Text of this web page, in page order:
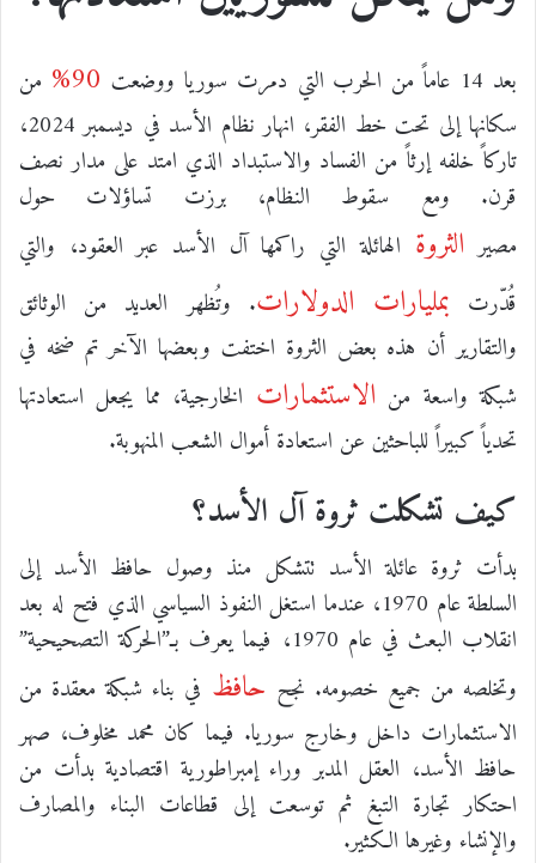
بعد 14 عاماً من الحرب التي دمرت سوريا ووضعت 90%
من
سكانها إلى تحت خط الفقر، انهار نظام الأسد في ديسمبر 2024،
تاركاً خلفه إرثاً من الفساد والاستبداد الذي امتد على مدار نصف
قرن. ومع سقوط النظام، برزت تساؤلات حول
مصير الثروة الهائلة التي راكمها آل الأسد عبر العقود، والتي
قُدّرت بمليارات الدولارات. وتُظهر العديد من الوثائق
والتقارير أن هذه بعض الثروة اختفت وبعضها الآخر تم ضخه في
شبكة واسعة من الاستثمارات الخارجية، مما يجعل استعادتها
تحدياً كبيراً للباحثين عن استعادة أموال الشعب المنهوبة.
كيف تشكلت ثروة آل الأسد؟
بدأت ثروة عائلة الأسد تتشكل منذ وصول حافظ الأسد إلى
السلطة عام 1970، عندما استغل النفوذ السياسي الذي فتح له بعد
انقلاب البعث في عام 1970، فيما يعرف بـ”الحركة التصحيحية”
وتخلصه من جميع خصومه. نجح حافظ في بناء شبكة معقدة من
الاستثمارات داخل وخارج سوريا. فيما كان محمد مخلوف، صهر
حافظ الأسد، العقل المدبر وراء إمبراطورية اقتصادية بدأت من
احتكار تجارة التبغ ثم توسعت إلى قطاعات البناء والمصارف
والإنشاء وغيرها الكثير.